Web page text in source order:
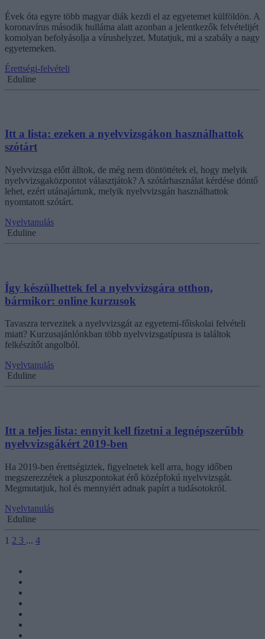
Évek óta egyre több magyar diák kezdi el az egyetemet külföldön. A
koronavírus második hulláma alatt azonban a jelentkezők felvételijét
komolyan befolyásolja a vírushelyzet. Mutatjuk, mi a szabály a nagy
egyetemeken.
Érettségi-felvételi
Eduline
Itt a lista: ezeken a nyelvvizsgákon használhattok
szótárt
Nyelvvizsga előtt álltok, de még nem döntöttétek el, hogy melyik
nyelvvizsgaközpontot választjátok? A szótárhasználat kérdése döntő
lehet, ezért utánajártunk, melyik nyelvvizsgán használhattok
nyomtatott szótárt.
Nyelvtanulás
Eduline
Így készülhettek fel a nyelvvizsgára otthon,
bármikor: online kurzusok
Tavaszra tervezitek a nyelvvizsgát az egyetemi-főiskolai felvételi
miatt? Kurzusajánlónkban több nyelvvizsgatípusra is találtok
felkészítőt angolból.
Nyelvtanulás
Eduline
Itt a teljes lista: ennyit kell fizetni a legnépszerűbb
nyelvvizsgákért 2019-ben
Ha 2019-ben érettségiztek, figyelnetek kell arra, hogy időben
megszerezzétek a pluszpontokat érő középfokú nyelvvizsgát.
Megmutatjuk, hol és mennyiért adnak papírt a tudásotokról.
Nyelvtanulás
Eduline
1 2 3 ... 4